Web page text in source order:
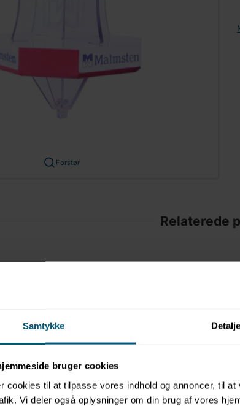
Samtykke
bruger cookies
cookies til at tilpasse vores indhold og annoncer, til
Vi deler også oplysninger om din brug af vores
Forstør
Relaterede